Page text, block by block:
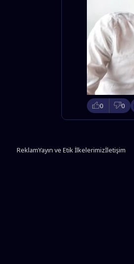
0 0
ReklamYayın ve Etik İlkelerimizİletişim